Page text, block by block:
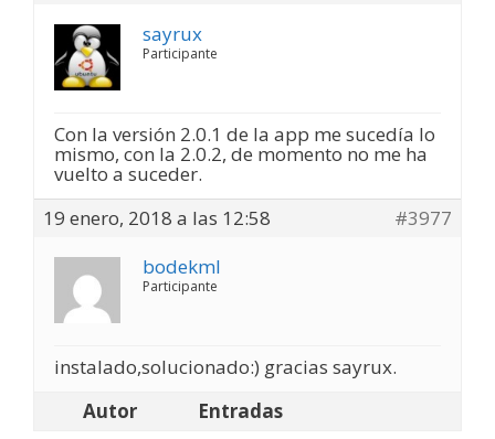
sayrux
Participante
Con la versión 2.0.1 de la app me sucedía lo
mismo, con la 2.0.2, de momento no me ha
vuelto a suceder.
19 enero, 2018 a las 12:58
#3977
bodekml
Participante
instalado,solucionado:) gracias sayrux.
Autor
Entradas